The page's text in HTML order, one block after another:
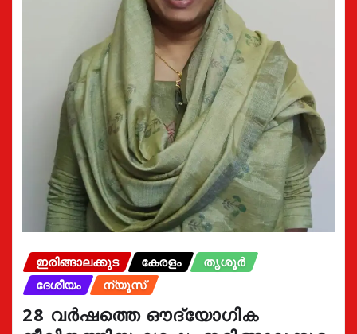
ഇരിങ്ങാലക്കുട കേരളം
തൃശൂർ
ദേശീയം
ന്യൂസ്
28 വർഷത്തെ ഔദ്യോഗിക